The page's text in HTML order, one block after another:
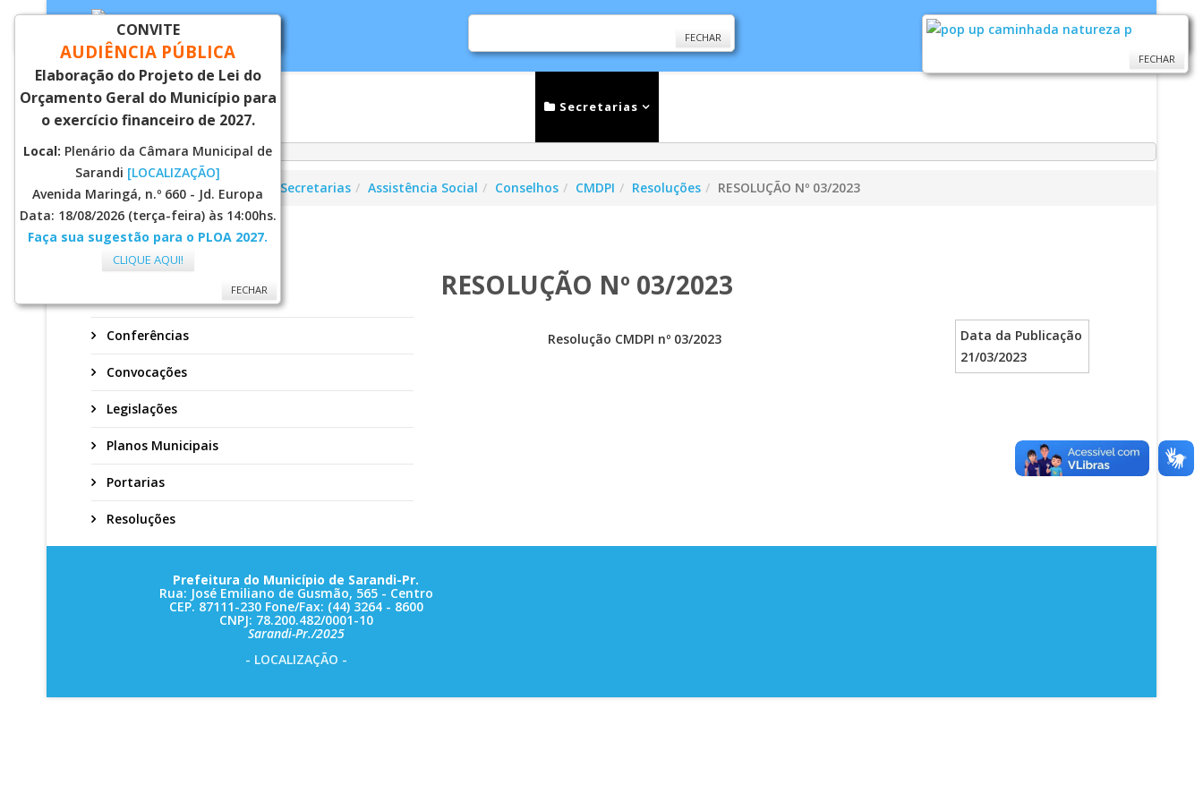
Secretarias
Você está aqui: Página Principal Secretarias Assistência Social Conselhos CMDPI Resoluções RESOLUÇÃO Nº 03/2023
CMDPI
Conferências
Convocações
Legislações
Planos Municipais
Portarias
Resoluções
RESOLUÇÃO Nº 03/2023
Data da Publicação
21/03/2023
Resolução CMDPI nº 03/2023
Prefeitura do Município de Sarandi-Pr.
Rua: José Emiliano de Gusmão, 565 - Centro
CEP. 87111-230 Fone/Fax: (44) 3264 - 8600
CNPJ: 78.200.482/0001-10
Sarandi-Pr./2025
- LOCALIZAÇÃO -
CONVITE
AUDIÊNCIA PÚBLICA
Elaboração do Projeto de Lei do
Orçamento Geral do Município para
o exercício financeiro de 2027.
Local: Plenário da Câmara Municipal de
Sarandi [LOCALIZAÇÃO]
Avenida Maringá, n.º 660 - Jd. Europa
Data: 18/08/2026 (terça-feira) às 14:00hs.
Faça sua sugestão para o PLOA 2027.
CLIQUE AQUI!
FECHAR
FECHAR
FECHAR